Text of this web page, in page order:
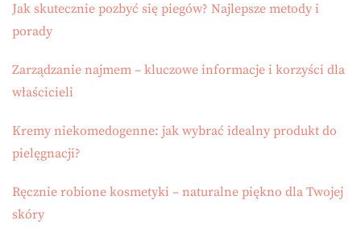
Jak skutecznie pozbyć się piegów? Najlepsze metody i
porady
Zarządzanie najmem – kluczowe informacje i korzyści dla
właścicieli
Kremy niekomedogenne: jak wybrać idealny produkt do
pielęgnacji?
Ręcznie robione kosmetyki – naturalne piękno dla Twojej
skóry